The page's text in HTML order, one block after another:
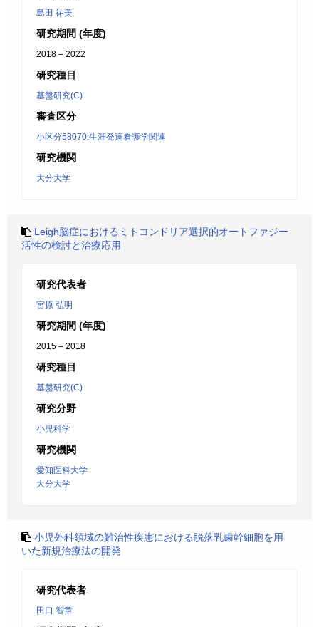
島田 祐美
研究期間 (年度)
2018 – 2022
研究種目
基盤研究(C)
審査区分
小区分58070:生涯発達看護学関連
研究機関
大分大学
Leigh脳症におけるミトコンドリア選択的オートファジー
活性の検討と治療応用
研究代表者
宮原 弘明
研究期間 (年度)
2015 – 2018
研究種目
基盤研究(C)
研究分野
小児科学
研究機関
愛知医科大学
大分大学
小児外科領域の難治性疾患における脱落乳歯幹細胞を用
いた新規治療法の開発
研究代表者
田口 智章